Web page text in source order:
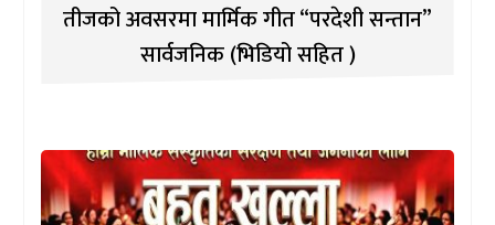
तीजको अवसरमा मार्मिक गीत “परदेशी सन्तान”
सार्वजनिक (भिडियो सहित )